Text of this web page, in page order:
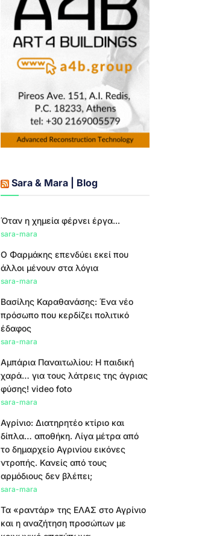
Sara & Mara | Blog
Όταν η χημεία φέρνει έργα...
sara-mara
Ο Φαρμάκης επενδύει εκεί που
άλλοι μένουν στα λόγια
sara-mara
Βασίλης Καραθανάσης: Ένα νέο
πρόσωπο που κερδίζει πολιτικό
έδαφος
sara-mara
Αμπάρια Παναιτωλίου: Η παιδική
χαρά… για τους λάτρεις της άγριας
φύσης! video foto
sara-mara
Αγρίνιο: Διατηρητέο κτίριο και
δίπλα… αποθήκη. Λίγα μέτρα από
το δημαρχείο Αγρινίου εικόνες
ντροπής. Κανείς από τους
αρμόδιους δεν βλέπει;
sara-mara
Τα «ραντάρ» της ΕΛΑΣ στο Αγρίνιο
και η αναζήτηση προσώπων με